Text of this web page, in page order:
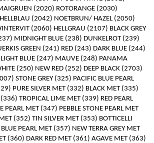
(2020) ROTORANGE (2030)
(2042) NOETBRUN/ HAZEL (2050)
(2060) HELLGRAU (2107) BLACK GREY
MIDNIGHT BLUE (238) DUNKELROT (239)
GREEN (241) RED (243) DARK BLUE (244)
LIGHT BLUE (247) MAUVE (248) PANAMA
(250) NEW RED (252) DEEP BLACK (2703)
STONE GREY (325) PACIFIC BLUE PEARL
PURE SILVER MET (332) BLACK MET (335)
(336) TROPICAL LIME MET (339) RED PEARL
PEARL MET (347) PEBBLE STONE PEARL MET
(352) TIN SILVER MET (353) BOTTICELLI
PEARL MET (357) NEW TERRA GREY MET
(360) DARK RED MET (361) AGAVE MET (363)